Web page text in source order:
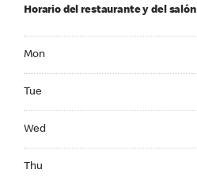
Horario del restaurante y del salón
Mon
Tue
Wed
Thu